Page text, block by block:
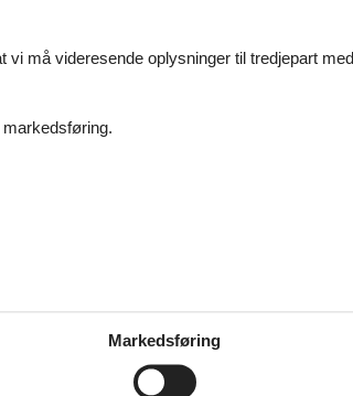
må videresende oplysninger til tredjepart med
Markedsføring